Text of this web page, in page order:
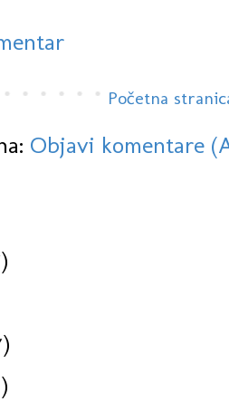
Početna
Objavi komentare